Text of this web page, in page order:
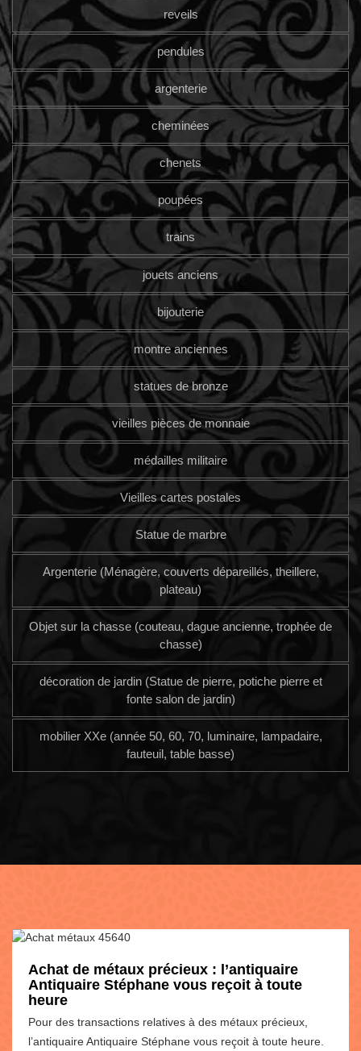
reveils
pendules
argenterie
cheminées
chenets
poupées
trains
jouets anciens
bijouterie
montre anciennes
statues de bronze
vieilles pièces de monnaie
médailles militaire
Vieilles cartes postales
Statue de marbre
Argenterie (Ménagère, couverts dépareillés, theillere,
plateau)
Objet sur la chasse (couteau, dague ancienne, trophée de
chasse)
décoration de jardin (Statue de pierre, potiche pierre et
fonte salon de jardin)
mobilier XXe (année 50, 60, 70, luminaire, lampadaire,
fauteuil, table basse)
Achat de métaux précieux : l’antiquaire
Antiquaire Stéphane vous reçoit à toute
heure
Pour des transactions relatives à des métaux précieux,
l’antiquaire Antiquaire Stéphane vous reçoit à toute heure.